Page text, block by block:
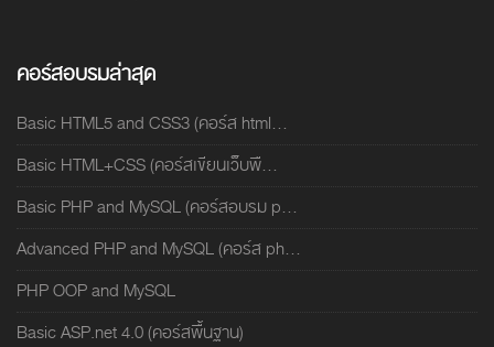
คอร์สอบรมล่าสุด
Basic HTML5 and CSS3 (คอร์ส html...
Basic HTML+CSS (คอร์สเขียนเว็บพื...
Basic PHP and MySQL (คอร์สอบรม p...
Advanced PHP and MySQL (คอร์ส ph...
PHP OOP and MySQL
Basic ASP.net 4.0 (คอร์สพื้นฐาน)